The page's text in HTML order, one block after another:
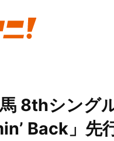
8thシング
Back」先